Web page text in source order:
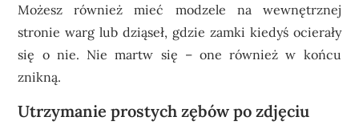
Możesz również mieć modzele na wewnętrznej
stronie warg lub dziąseł, gdzie zamki kiedyś ocierały
się o nie. Nie martw się – one również w końcu
znikną.
Utrzymanie prostych zębów po zdjęciu